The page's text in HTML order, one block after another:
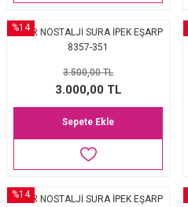
%14
AKER NOSTALJİ SURA İPEK EŞARP
8357-351
3.500,00 TL
3.000,00 TL
Sepete Ekle
%14
AKER NOSTALJİ SURA İPEK EŞARP